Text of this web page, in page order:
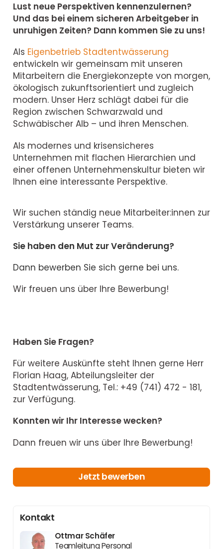
Lust neue Perspektiven kennenzulernen?
Und das bei einem sicheren Arbeitgeber in
unruhigen Zeiten? Dann kommen Sie zu uns!
Als Eigenbetrieb Stadtentwässerung
entwickeln wir gemeinsam mit unseren
Mitarbeitern die Energiekonzepte von morgen,
ökologisch zukunftsorientiert und zugleich
modern. Unser Herz schlägt dabei für die
Region zwischen Schwarzwald und
Schwäbischer Alb – und ihren Menschen.
Als modernes und krisensicheres
Unternehmen mit flachen Hierarchien und
einer offenen Unternehmenskultur bieten wir
Ihnen eine interessante Perspektive.
Wir suchen ständig neue Mitarbeiter:innen zur
Verstärkung unserer Teams.
Sie haben den Mut zur Veränderung?
Dann bewerben Sie sich gerne bei uns.
Wir freuen uns über Ihre Bewerbung!
Haben Sie Fragen?
Für weitere Auskünfte steht Ihnen gerne Herr
Florian Haag, Abteilungsleiter der
Stadtentwässerung, Tel.: +49 (741) 472 - 181,
zur Verfügung.
Konnten wir Ihr Interesse wecken?
Dann freuen wir uns über Ihre Bewerbung!
Jetzt bewerben
Kontakt
Ottmar Schäfer
Teamleitung Personal